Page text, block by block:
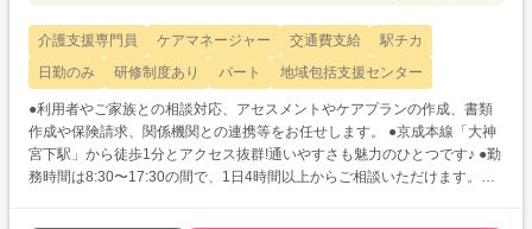
介護支援専門員 ケアマネージャー 交通費支給
駅チカ
日勤のみ
研修制度あり パート 地域包括支援センター
●利用者やご家族との相談対応、アセスメントやケアプランの作成、書類
作成や保険請求、関係機関との連携等をお任せします。 ●京成本線「大神
宮下駅」から徒歩1分とアクセス抜群!通いやすさも魅力のひとつです♪ ●勤
務時間は8:30〜17:30の間で、1日4時間以上からご相談いただけます。ラ